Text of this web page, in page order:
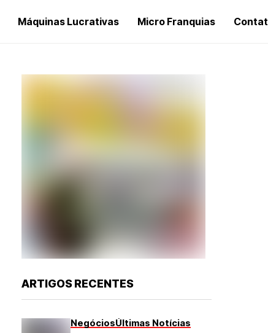
Máquinas Lucrativas Micro Franquias
ARTIGOS RECENTES
NegóciosÚltimas Notícias